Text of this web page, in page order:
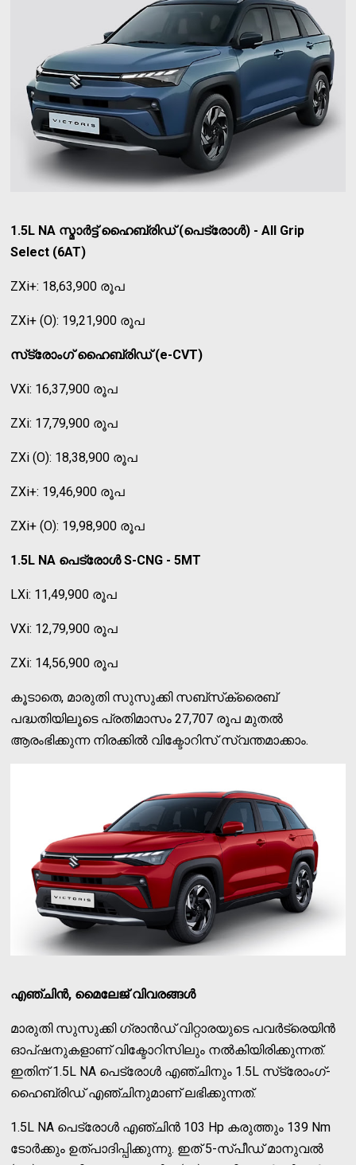
1.5L NA സ്മാര്‍ട്ട് ഹൈബ്രിഡ് (പെട്രോള്‍) - All Grip
Select (6AT)
ZXi+: 18,63,900 രൂപ
ZXi+ (O): 19,21,900 രൂപ
സ്‌ട്രോംഗ് ഹൈബ്രിഡ് (e-CVT)
VXi: 16,37,900 രൂപ
ZXi: 17,79,900 രൂപ
ZXi (O): 18,38,900 രൂപ
ZXi+: 19,46,900 രൂപ
ZXi+ (O): 19,98,900 രൂപ
1.5L NA പെട്രോള്‍ S-CNG - 5MT
LXi: 11,49,900 രൂപ
VXi: 12,79,900 രൂപ
ZXi: 14,56,900 രൂപ
കൂടാതെ, മാരുതി സുസുക്കി സബ്‌സ്‌ക്രൈബ്
പദ്ധതിയിലൂടെ പ്രതിമാസം 27,707 രൂപ മുതല്‍
ആരംഭിക്കുന്ന നിരക്കില്‍ വിക്ടോറിസ് സ്വന്തമാക്കാം.
എഞ്ചിന്‍, മൈലേജ് വിവരങ്ങള്‍
മാരുതി സുസുക്കി ഗ്രാന്‍ഡ് വിറ്റാരയുടെ പവര്‍ട്രെയിന്‍
ഓപ്ഷനുകളാണ് വിക്ടോറിസിലും നല്‍കിയിരിക്കുന്നത്.
ഇതിന് 1.5L NA പെട്രോള്‍ എഞ്ചിനും 1.5L സ്‌ട്രോംഗ്-
ഹൈബ്രിഡ് എഞ്ചിനുമാണ് ലഭിക്കുന്നത്.
1.5L NA പെട്രോള്‍ എഞ്ചിന്‍ 103 Hp കരുത്തും 139 Nm
ടോര്‍ക്കും ഉത്പാദിപ്പിക്കുന്നു. ഇത് 5-സ്പീഡ് മാനുവല്‍